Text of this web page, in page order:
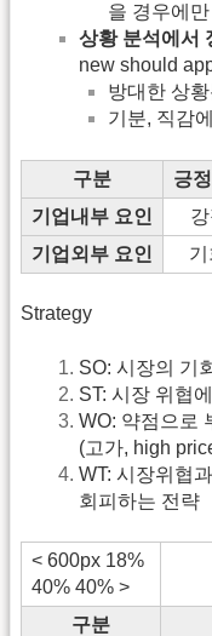
을 경우에
상황 분석에서
new should
방대한 상
기분, 직감
구분 긍
기업내부 요인
기업외부 요인
Strategy
SO: 시장의 기
ST: 시장 위협
WO: 약점으로
(고가, high
WT: 시장위협
회피하는 전략
< 600px 18%
40% 40% >
구분